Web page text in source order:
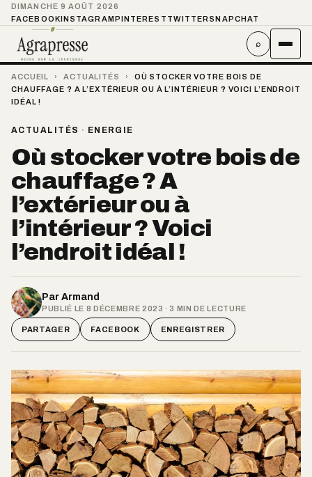
DIMANCHE 9 AOÛT 2026
FACEBOOKINSTAGRAMPINTEREST TWITTER SNAPCHAT
⌕
ACCUEIL › ACTUALITÉS ›
OÙ STOCKER VOTRE BOIS DE
CHAUFFAGE ? A L’EXTÉRIEUR OU À L’INTÉRIEUR ? VOICI L’ENDROIT
IDÉAL !
ACTUALITÉS · ENERGIE
Où stocker votre bois de
chauffage ? A
l’extérieur ou à
l’intérieur ? Voici
l’endroit idéal !
Par Armand
PUBLIÉ LE 8 DÉCEMBRE 2023 · 3 MIN DE LECTURE
PARTAGER FACEBOOK ENREGISTRER